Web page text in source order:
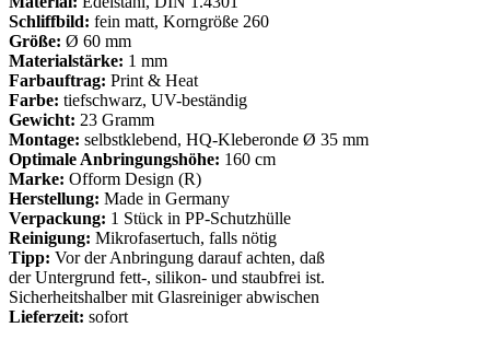
Schliffbild: fein matt, Korngröße 260
Größe: Ø 60 mm
Materialstärke: 1 mm
Farbauftrag: Print & Heat
Farbe: tiefschwarz, UV-beständig
Gewicht: 23 Gramm
Montage: selbstklebend, HQ-Kleberonde Ø 35 mm
Optimale Anbringungshöhe: 160 cm
Marke: Ofform Design (R)
Herstellung: Made in Germany
Verpackung: 1 Stück in PP-Schutzhülle
Reinigung: Mikrofasertuch, falls nötig
Tipp: Vor der Anbringung darauf achten, daß
der Untergrund fett-, silikon- und staubfrei ist.
Sicherheitshalber mit Glasreiniger abwischen
Lieferzeit: sofort